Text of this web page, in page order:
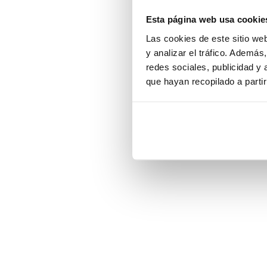
Esta página web usa
Las cookies de este sitio
y analizar el tráfico.
redes sociales, publicidad y
que hayan recopilado a
Application